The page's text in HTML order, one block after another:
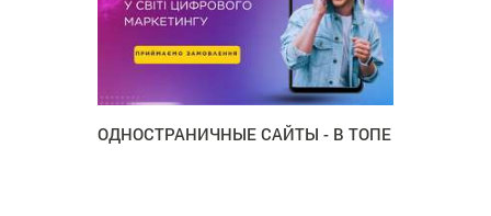
ОДНОСТРАНИЧНЫЕ САЙТЫ - В ТОПЕ